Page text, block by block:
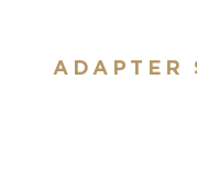
ADAPTER